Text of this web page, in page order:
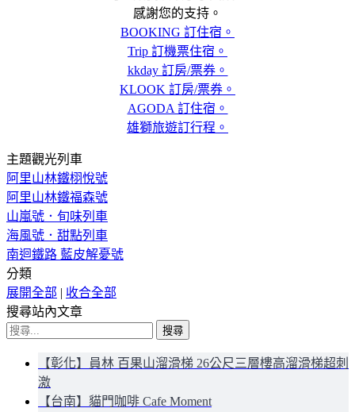
感謝您的支持。
BOOKING 訂住宿。
Trip 訂機票住宿。
kkday 訂房/票券。
KLOOK 訂房/票券。
AGODA 訂住宿。
雄獅旅遊訂行程。
主題觀光列車
阿里山林鐵栩悅號
阿里山林鐵福森號
山嵐號．旬味列車
海風號．甜點列車
南迴鐵路 藍皮解憂號
分類
展開全部 | 收合全部
搜尋站內文章
搜
【彰化】員林 百果山溜滑梯 26公尺三層樓高溜滑梯超刺
激
【台南】貓門咖啡 Cafe Moment